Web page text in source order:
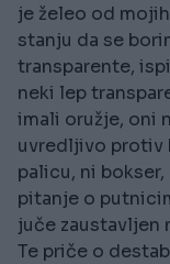
je želeo od
stanju da se
transparente,
neki lep
imali oružje, oni
uvredljivo protiv
palicu, ni
pitanje o
juče zaustavljen
Te priče o